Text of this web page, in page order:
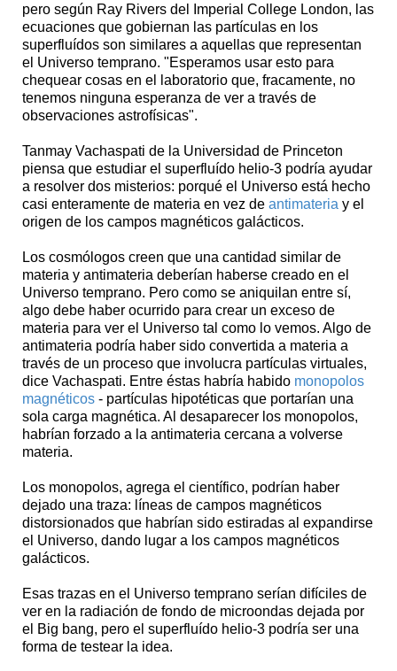
pero según Ray Rivers del Imperial College London, las
ecuaciones que gobiernan las partículas en los
superfluídos son similares a aquellas que representan
el Universo temprano. "Esperamos usar esto para
chequear cosas en el laboratorio que, fracamente, no
tenemos ninguna esperanza de ver a través de
observaciones astrofísicas".
Tanmay Vachaspati de la Universidad de Princeton
piensa que estudiar el superfluído helio-3 podría ayudar
a resolver dos misterios: porqué el Universo está hecho
casi enteramente de materia en vez de antimateria y el
origen de los campos magnéticos galácticos.
Los cosmólogos creen que una cantidad similar de
materia y antimateria deberían haberse creado en el
Universo temprano. Pero como se aniquilan entre sí,
algo debe haber ocurrido para crear un exceso de
materia para ver el Universo tal como lo vemos. Algo de
antimateria podría haber sido convertida a materia a
través de un proceso que involucra partículas virtuales,
dice Vachaspati. Entre éstas habría habido monopolos
magnéticos - partículas hipotéticas que portarían una
sola carga magnética. Al desaparecer los monopolos,
habrían forzado a la antimateria cercana a volverse
materia.
Los monopolos, agrega el científico, podrían haber
dejado una traza: líneas de campos magnéticos
distorsionados que habrían sido estiradas al expandirse
el Universo, dando lugar a los campos magnéticos
galácticos.
Esas trazas en el Universo temprano serían difíciles de
ver en la radiación de fondo de microondas dejada por
el Big bang, pero el superfluído helio-3 podría ser una
forma de testear la idea.